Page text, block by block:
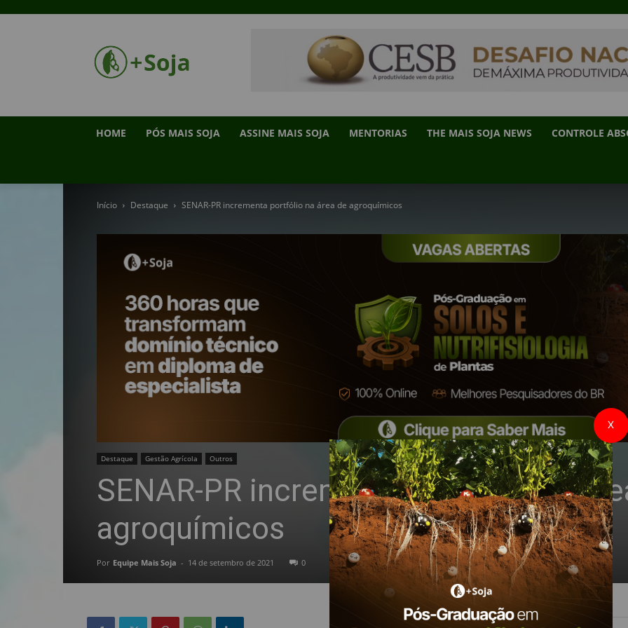
HOME PÓS MAIS SOJA ASSINE MAIS SOJA MENTORIAS THE MAIS SOJA NEWS CONTROLE
Início Destaque SENAR-PR incrementa portfólio na área de agroquímicos
Destaque Gestão Agrícola Outros
SENAR-PR incrementa portfólio na
agroquímicos
Por Equipe Mais Soja - 14 de setembro de 2021 0
X